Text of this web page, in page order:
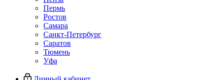
Пермь
Ростов
Самара
Санкт-Петербург
Саратов
Тюмень
Уфа